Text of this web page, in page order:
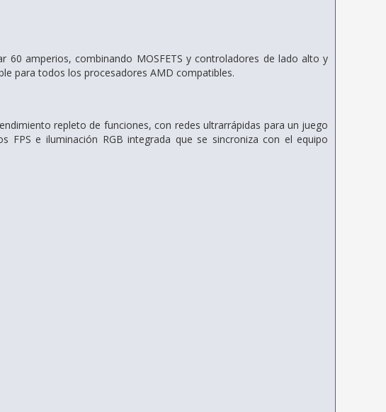
60 amperios, combinando MOSFETS y controladores de lado alto y
para todos los procesadores AMD compatibles.
repleto de funciones, con redes ultrarrápidas para un juego
FPS e iluminación RGB integrada que se sincroniza con el equipo